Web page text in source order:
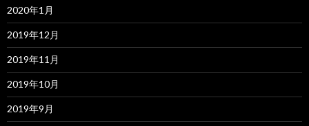
2020年1月
2019年12月
2019年11月
2019年10月
2019年9月